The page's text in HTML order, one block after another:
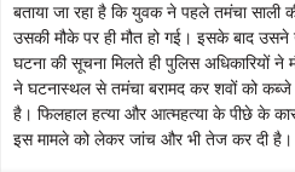
बताया जा रहा है कि युवक ने पहले तमंचा साली
उसकी मौके पर ही मौत हो गई। इसके बाद
घटना की सूचना मिलते ही पुलिस अधिकारियों
ने घटनास्थल से तमंचा बरामद कर शवों को कब्जे
है। फिलहाल हत्या और आत्महत्या के पीछे के
इस मामले को लेकर जांच और भी तेज कर दी है।